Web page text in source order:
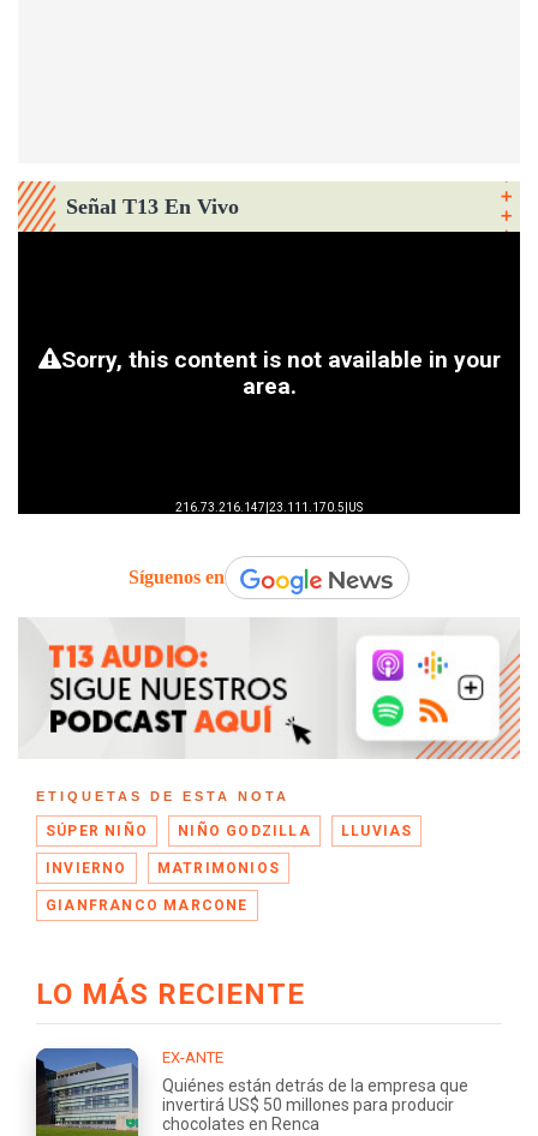
Señal T13 En Vivo
Síguenos en
ETIQUETAS DE ESTA NOTA
SÚPER NIÑO NIÑO GODZILLA LLUVIAS
INVIERNO MATRIMONIOS
GIANFRANCO MARCONE
LO MÁS RECIENTE
EX-ANTE
Quiénes están detrás de la empresa que
invertirá US$ 50 millones para producir
chocolates en Renca